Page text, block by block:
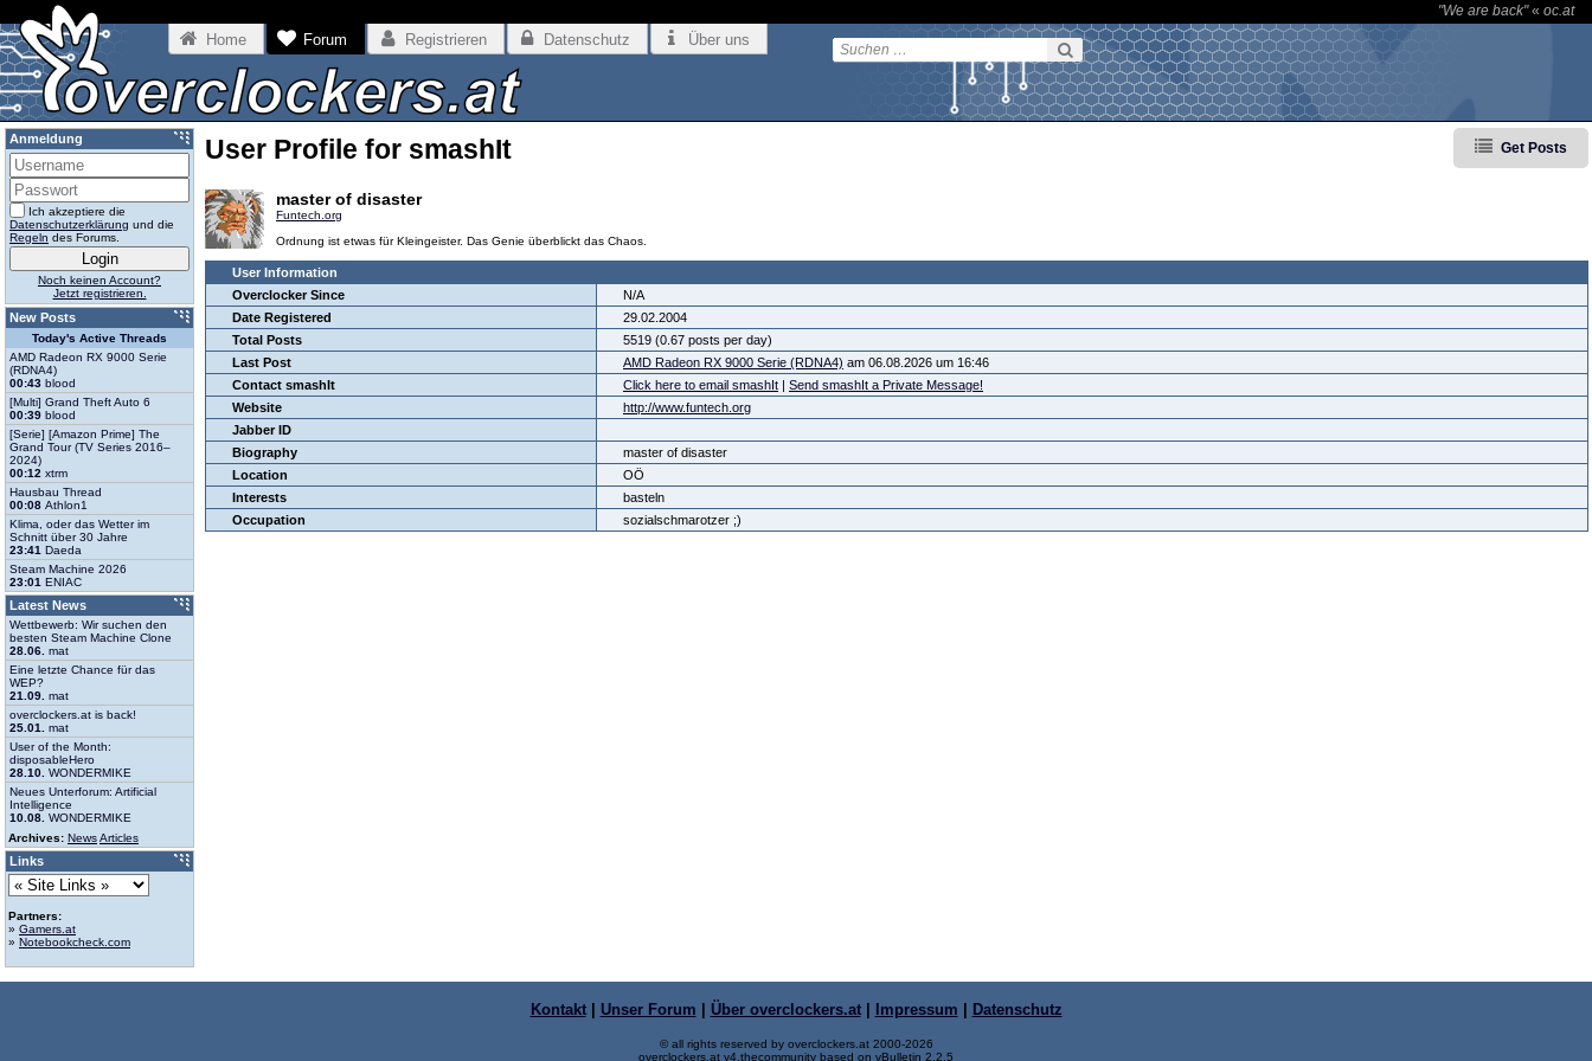
"We are back"« oc.at
Home Forum Registrieren Datenschutz Über uns
User Profile for smashIt Get Posts
master of disaster
Funtech.org
Ordnung ist etwas für Kleingeister. Das Genie überblickt das Chaos.
User Information
Overclocker Since
N/A
Date Registered
29.02.2004
Total Posts
5519 (0.67 posts per day)
Last Post
AMD Radeon RX 9000 Serie (RDNA4) am 06.08.2026 um 16:46
Contact smashIt
Click here to email smashIt | Send smashIt a Private Message!
Website
http://www.funtech.org
Jabber ID
Biography
master of disaster
Location
OÖ
Interests
basteln
Occupation
sozialschmarotzer ;)
Anmeldung
Ich akzeptiere die
Datenschutzerklärung und die
Regeln des Forums.
Noch keinen Account?
Jetzt registrieren.
New Posts
Today's Active Threads
AMD Radeon RX 9000 Serie
(RDNA4)
00:43 blood
[Multi] Grand Theft Auto 6
00:39 blood
[Serie] [Amazon Prime] The
Grand Tour (TV Series 2016–
2024)
00:12 xtrm
Hausbau Thread
00:08 Athlon1
Klima, oder das Wetter im
Schnitt über 30 Jahre
23:41 Daeda
Steam Machine 2026
23:01 ENIAC
Latest News
Wettbewerb: Wir suchen den
besten Steam Machine Clone
28.06. mat
Eine letzte Chance für das
WEP?
21.09. mat
overclockers.at is back!
25.01.
mat
User of the Month:
disposableHero
28.10. WONDERMIKE
Neues Unterforum: Artificial
Intelligence
10.08. WONDERMIKE
Archives: NewsArticles
Links
Partners:
» Gamers.at
» Notebookcheck.com
Kontakt| Unser Forum | Über overclockers.at| Impressum | Datenschutz
© all rights reserved by overclockers.at 2000-2026
overclockers.at v4.thecommunity based on vBulletin 2.2.5